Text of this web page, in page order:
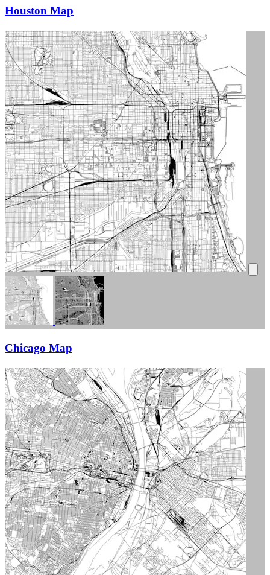
Houston Map
Chicago Map